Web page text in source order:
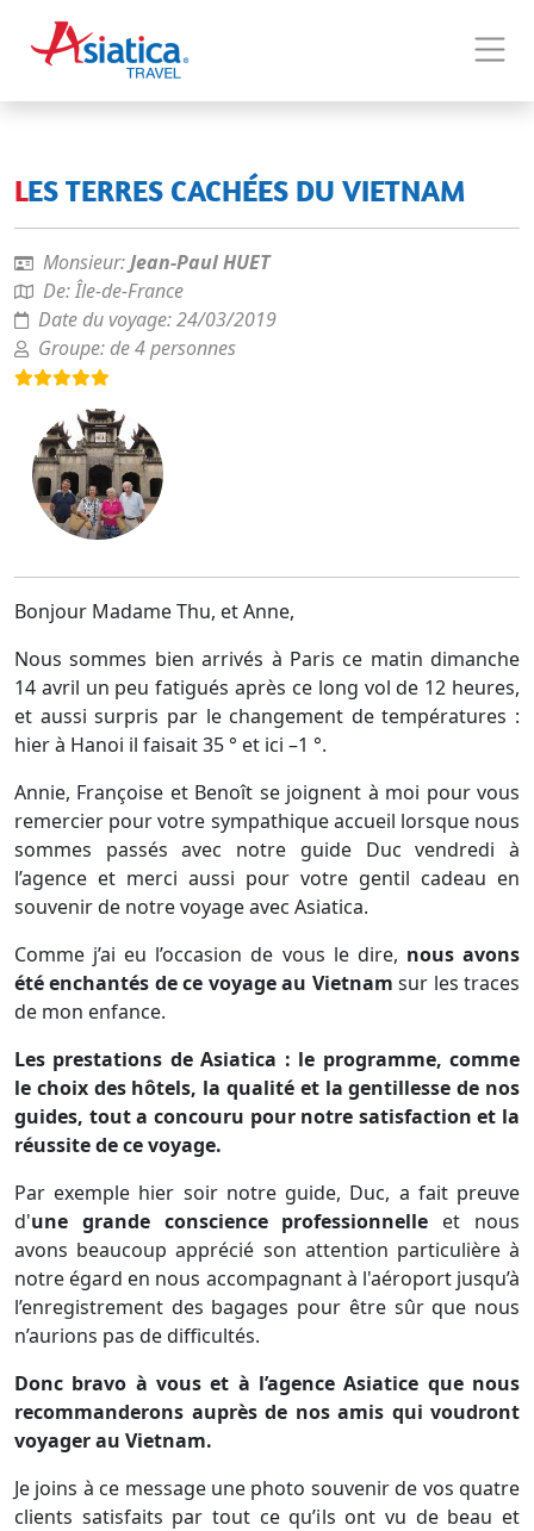
LES TERRES CACHÉES DU VIETNAM
Monsieur:Jean-Paul HUET
De:Île-de-France
Date du voyage:24/03/2019
Groupe:de 4 personnes
Bonjour Madame Thu, et Anne,
Nous sommes bien arrivés à Paris ce matin dimanche
14 avril un peu fatigués après ce long vol de 12 heures,
et aussi surpris par le changement de températures :
hier à Hanoi il faisait 35 ° et ici –1 °.
Annie, Françoise et Benoît se joignent à moi pour vous
remercier pour votre sympathique accueil lorsque nous
sommes passés avec notre guide Duc vendredi à
l’agence et merci aussi pour votre gentil cadeau en
souvenir de notre voyage avec Asiatica.
Comme j’ai eu l’occasion de vous le dire, nous avons
été enchantés de ce voyage au Vietnam sur les traces
de mon enfance.
Les prestations de Asiatica : le programme, comme
le choix des hôtels, la qualité et la gentillesse de nos
guides, tout a concouru pour notre satisfaction et la
réussite de ce voyage.
Par exemple hier soir notre guide, Duc, a fait preuve
d'une grande conscience professionnelle et nous
avons beaucoup apprécié son attention particulière à
notre égard en nous accompagnant à l'aéroport jusqu’à
l’enregistrement des bagages pour être sûr que nous
n’aurions pas de difficultés.
Donc bravo à vous et à l’agence Asiatice que nous
recommanderons auprès de nos amis qui voudront
voyager au Vietnam.
Je joins à ce message une photo souvenir de vos quatre
clients satisfaits par tout ce qu’ils ont vu de beau et